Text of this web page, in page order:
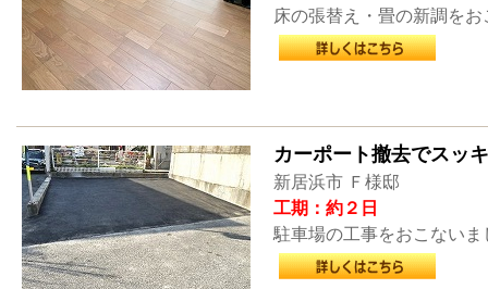
床の張替え・畳の新調を
カーポート撤去でスッ
新居浜市 Ｆ様邸
工期：約２日
駐車場の工事をおこないま